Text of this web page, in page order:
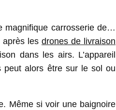
magnifique carrosserie de…
après les drones de livraison
dans les airs. L’appareil
peut alors être sur le sol ou
Même si voir une baignoire